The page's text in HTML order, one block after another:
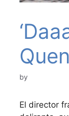
by
El director